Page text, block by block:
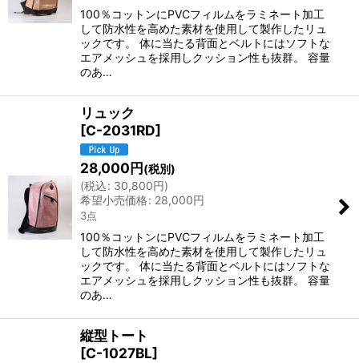
100％コットンにPVCフィルムをラミネート加工
して防水性を高めた素材を使用して製作したリュ
ックです。 体に当たる背面とベルトにはソフトな
エアメッシュを採用しクッション性も抜群。 容量
のあ…
リュック
[C-2031RD]
28,000円(税別)
(税込: 30,800円)
希望小売価格: 28,000円
3点
100％コットンにPVCフィルムをラミネート加工
して防水性を高めた素材を使用して製作したリュ
ックです。 体に当たる背面とベルトにはソフトな
エアメッシュを採用しクッション性も抜群。 容量
のあ…
縦型トート
[C-1027BL]